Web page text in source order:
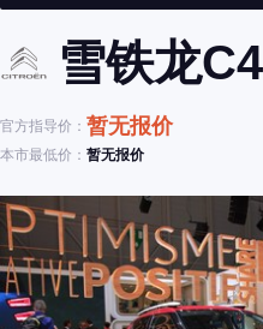
雪铁龙
官方指导价： 暂无报价
本市最低价： 暂无报价